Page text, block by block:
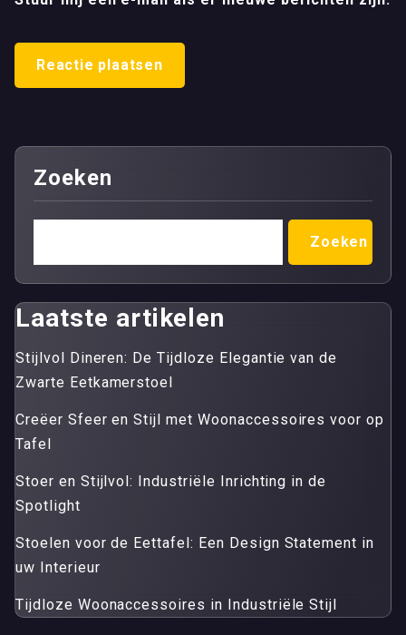
Zoeken
Zoeken
Laatste artikelen
Stijlvol Dineren: De Tijdloze Elegantie van de
Zwarte Eetkamerstoel
Creëer Sfeer en Stijl met Woonaccessoires voor op
Tafel
Stoer en Stijlvol: Industriële Inrichting in de
Spotlight
Stoelen voor de Eettafel: Een Design Statement in
uw Interieur
Tijdloze Woonaccessoires in Industriële Stijl